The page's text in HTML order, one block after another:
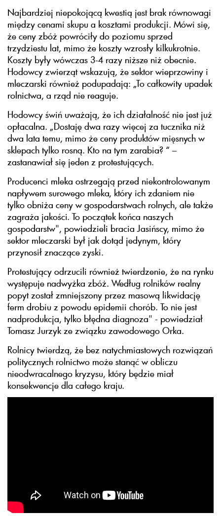
Najbardziej niepokojącą kwestią jest brak równowagi
między cenami skupu a kosztami produkcji. Mówi się,
że ceny zbóż powróciły do poziomu sprzed
trzydziestu lat, mimo że koszty wzrosły kilkukrotnie.
Koszty były wówczas 3-4 razy niższe niż obecnie.
Hodowcy zwierząt wskazują, że sektor wieprzowiny i
mleczarski również podupadają: „To całkowity upadek
rolnictwa, a rząd nie reaguje.
Hodowcy świń uważają, że ich działalność nie jest już
opłacalna. „Dostaję dwa razy więcej za tucznika niż
dwa lata temu, mimo że ceny produktów mięsnych w
sklepach tylko rosną. Kto na tym zarabia? “ –
zastanawiał się jeden z protestujących.
Producenci mleka ostrzegają przed niekontrolowanym
napływem surowego mleka, który ich zdaniem nie
tylko obniża ceny w gospodarstwach rolnych, ale także
zagraża jakości. To początek końca naszych
gospodarstw", powiedzieli bracia Jasińscy, mimo że
sektor mleczarski był jak dotąd jedynym, który
przynosił znaczące zyski.
Protestujący odrzucili również twierdzenie, że na rynku
występuje nadwyżka zbóż. Według rolników realny
popyt został zmniejszony przez masową likwidację
ferm drobiu z powodu epidemii chorób. To nie jest
nadprodukcja, tylko błędna diagnoza" - powiedział
Tomasz Jurzyk ze związku zawodowego Orka.
Rolnicy twierdzą, że bez natychmiastowych rozwiązań
politycznych rolnictwo może stanąć w obliczu
nieodwracalnego kryzysu, który będzie miał
konsekwencje dla całego kraju.